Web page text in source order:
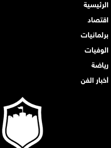
الرئيسية
اقتصاد
برلمانيات
الوفيات
رياضة
أخبار الفن